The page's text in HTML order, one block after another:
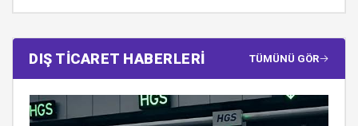
DIŞ TİCARET HABERLERİ TÜMÜNÜ GÖR